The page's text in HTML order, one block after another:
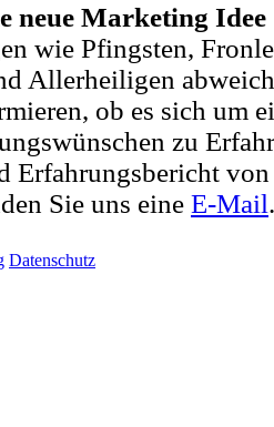
neue Marketing Idee
wie Pfingsten,
Allerheiligen
ob es sich um
zu
Erfahrungsbericht
Sie uns eine E-Mail
Datenschutz